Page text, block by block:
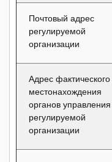
Почтовый адрес
регулируемой
организации
Адрес фактического
местонахождения
органов управления
регулируемой
организации